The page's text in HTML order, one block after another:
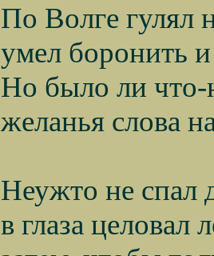
По Волге гулял
умел боронить
Но было ли что-
желанья слова
Неужто не спал
в глаза целовал